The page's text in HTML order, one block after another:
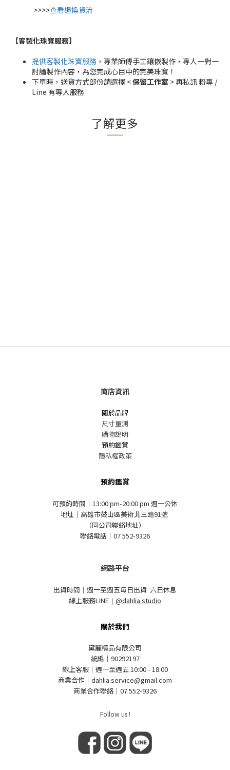
>>>>查看退換貨流
【客製化珠寶服務】
提供客製化珠寶服務 ，專業師傅手工鑲嵌製作，專人一對一
討論製作內容，為您完成心目中的完美珠寶！
下單時，送貨方式部份請選擇 <保留工作室 > 再私訊 粉專 /
Line 有專人服務
了解更多
商店資訊
關於品牌
尺寸量測
購物說明
預約鑑賞
隱私權政策
預約鑑賞
可預約時間｜13:00 pm-20:00 pm 週一公休
地址｜高雄市鼓山區美術北三路91號
（同公司聯絡地址）
聯絡電話｜07 552-9326
網路平台
出貨時間｜週一至週五每日出貨 六日休息
線上服務LINE ｜ @dahlia.studio
關於我們
黛麗精品有限公司
統編｜90292197
線上客服｜週一至週五 10:00 - 18:00
商業合作｜dahlia.service@gmail.com
商業合作聯絡｜07 552-9326
Follow us !